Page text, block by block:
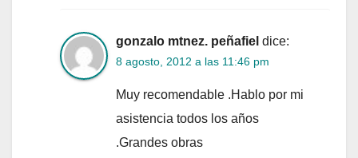
gonzalo mtnez. peñafiel dice:
8 agosto, 2012 a las 11:46 pm
Muy recomendable .Hablo por mi
asistencia todos los años
.Grandes obras